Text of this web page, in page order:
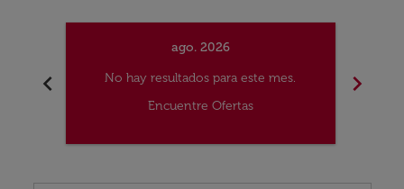
chevron_left
ago. 2026
No hay resultados para este mes.
Encuentre Ofertas
chevron_right